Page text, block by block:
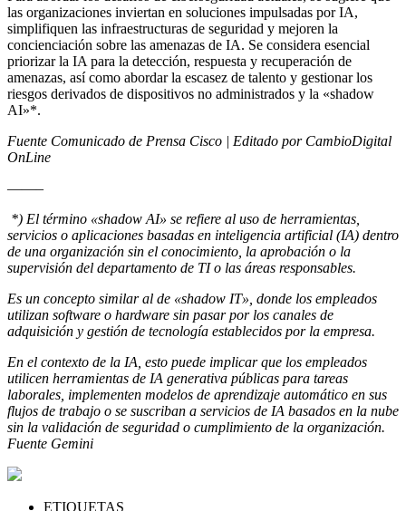
las organizaciones inviertan en soluciones impulsadas por IA,
simplifiquen las infraestructuras de seguridad y mejoren la
concienciación sobre las amenazas de IA. Se considera esencial
priorizar la IA para la detección, respuesta y recuperación de
amenazas, así como abordar la escasez de talento y gestionar los
riesgos derivados de dispositivos no administrados y la «shadow
AI»*.
Fuente Comunicado de Prensa Cisco | Editado por CambioDigital
OnLine
——–
*) El término «shadow AI» se refiere al uso de herramientas,
servicios o aplicaciones basadas en inteligencia artificial (IA) dentro
de una organización sin el conocimiento, la aprobación o la
supervisión del departamento de TI o las áreas responsables.
Es un concepto similar al de «shadow IT», donde los empleados
utilizan software o hardware sin pasar por los canales de
adquisición y gestión de tecnología establecidos por la empresa.
En el contexto de la IA, esto puede implicar que los empleados
utilicen herramientas de IA generativa públicas para tareas
laborales, implementen modelos de aprendizaje automático en sus
flujos de trabajo o se suscriban a servicios de IA basados en la nube
sin la validación de seguridad o cumplimiento de la organización.
Fuente Gemini
ETIQUETAS